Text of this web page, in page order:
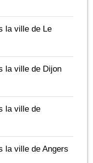
la ville de Le
la ville de Dijon
la ville de
la ville de Angers